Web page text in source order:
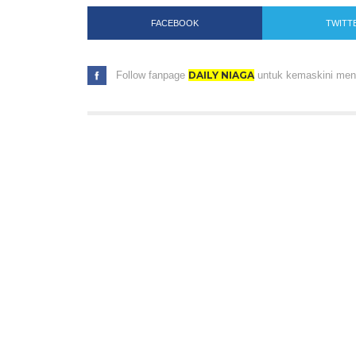
FACEBOOK
Follow fanpage DAILY NIAGAuntuk kemaskini